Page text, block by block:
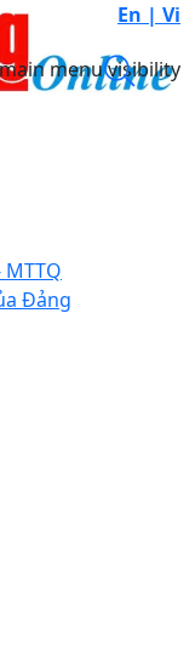
En | Vi
menu visibility
Đảng